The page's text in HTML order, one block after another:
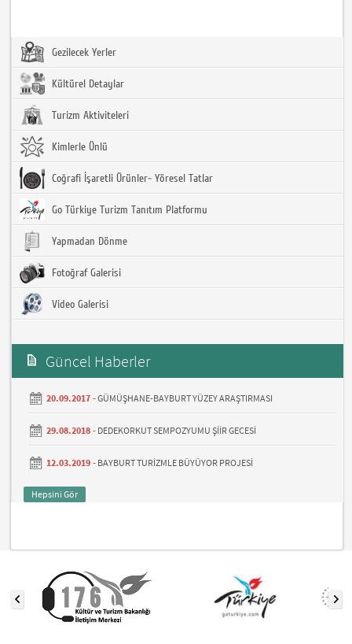
Gezilecek Yerler
Kültürel Detaylar
Turizm Aktiviteleri
Kimlerle Ünlü
Coğrafi İşaretli Ürünler- Yöresel Tatlar
Go Türkiye Turizm Tanıtım Platformu
Yapmadan Dönme
Fotoğraf Galerisi
Video Galerisi
Güncel Haberler
20.09.2017 -GÜMÜŞHANE-BAYBURT YÜZEY ARAŞTIRMASI
29.08.2018 - DEDEKORKUT SEMPOZYUMU ŞİİR GECESİ
12.03.2019 - BAYBURT TURİZMLE BÜYÜYOR PROJESİ
Hepsini Gör